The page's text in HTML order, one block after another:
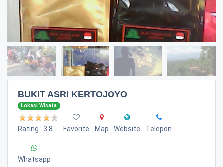
BUKIT ASRI KERTOJOYO
Lokasi Wisata
Rating : 3.8 Favorite Map Website Telepon
Whatsapp